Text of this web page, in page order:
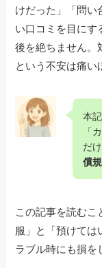
けだった」「問い
い口コミを目にす
後を絶ちません。
という不安は痛い
本
「
だ
償規
この記事を読むこ
服」と「預けては
ラブル時にも損を